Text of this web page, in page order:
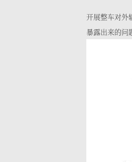
开展整车对外
暴露出来的问